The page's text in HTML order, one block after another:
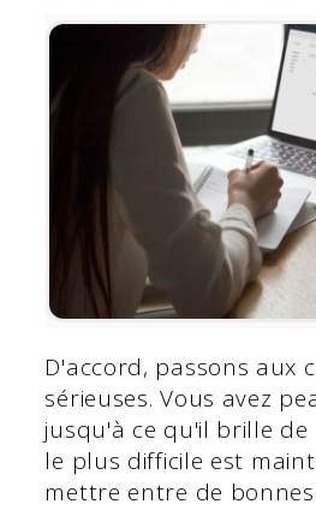
D'accord, passons aux
sérieuses. Vous avez
jusqu'à ce qu'il brille de
le plus difficile est
mettre entre de bonnes